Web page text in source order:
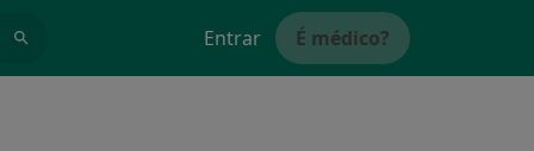
Entrar É médico?